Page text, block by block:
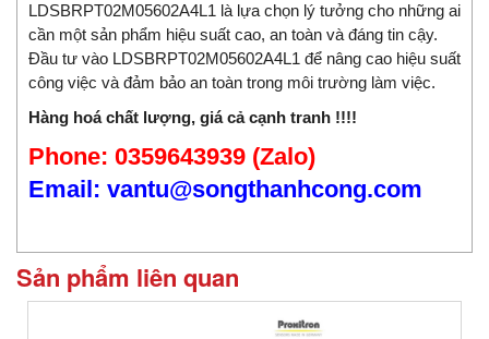
LDSBRPT02M05602A4L1 là lựa chọn lý tưởng cho những ai
cần một sản phẩm hiệu suất cao, an toàn và đáng tin cậy.
Đầu tư vào LDSBRPT02M05602A4L1 để nâng cao hiệu suất
công việc và đảm bảo an toàn trong môi trường làm việc.
Hàng hoá chất lượng, giá cả cạnh tranh !!!!
Phone: 0359643939 (Zalo)
Email: vantu@songthanhcong.com
Sản phẩm liên quan